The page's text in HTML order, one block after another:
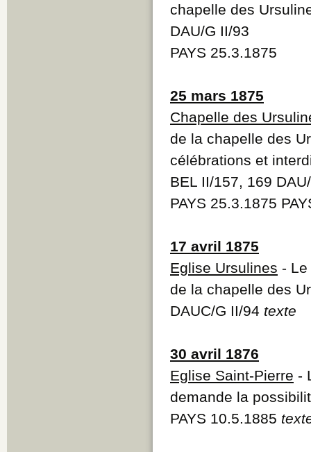
chapelle des
DAU/G II/93
PAYS 25.3.1875
25 mars 1875
Chapelle des
de la chapelle des
célébrations et
BEL II/157, 169
PAYS 25.3.1875
17 avril 1875
Eglise Ursulines -
de la chapelle des
DAUC/G II/94 texte
30 avril 1876
Eglise Saint-Pierre -
demande la
PAYS 10.5.1885